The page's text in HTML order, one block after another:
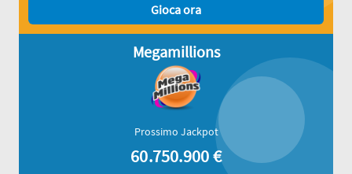
Gioca ora
Megamillions
Prossimo Jackpot
60.750.900€